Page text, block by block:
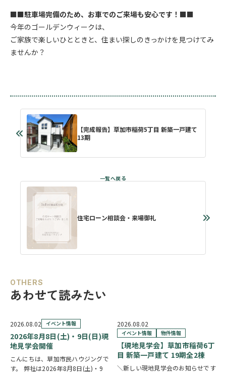
■■駐車場完備のため、お車でのご来場も安心です！■■
今年のゴールデンウィークは、
ご家族で楽しいひとときと、住まい探しのきっかけを見つけてみ
ませんか？
【完成報告】草加市稲荷5丁目 新築一戸建て
13期
住宅ローン相談会・来場御礼
OTHERS
あわせて読みたい
2026.08.02 イベント情報
2026年8月8日(土)・9日(日)現
地見学会開催
こんにちは、草加市民ハウジングで
す。 弊社は2026年8月8日(土)・9
2026.08.02
イベント情報 物件情報
【現地見学会】草加市稲荷6丁
目 新築一戸建て 19期全2棟
＼新しい現地見学会のお知らせです